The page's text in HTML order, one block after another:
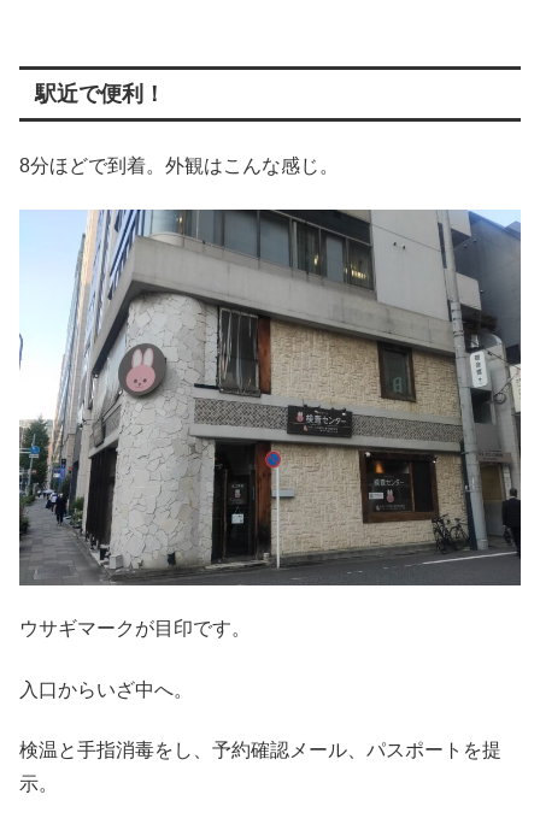
駅近で便利！
8分ほどで到着。外観はこんな感じ。
ウサギマークが目印です。
入口からいざ中へ。
検温と手指消毒をし、予約確認メール、パスポートを提
示。